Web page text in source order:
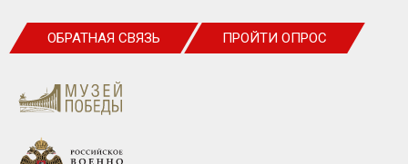
ОБРАТНАЯ СВЯЗЬ ПРОЙТИ ОПРОС